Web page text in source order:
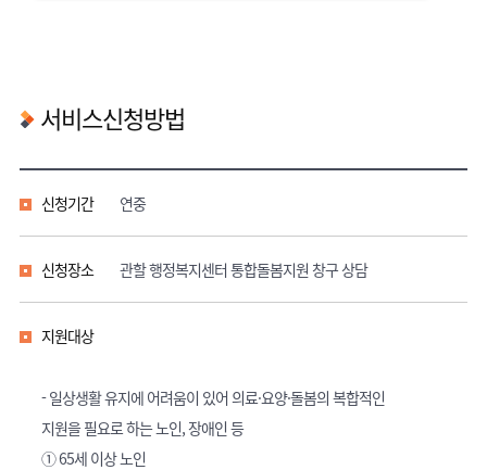
서비스신청방법
신청기간 연중
신청장소 관할 행정복지센터 통합돌봄지원 창구 상담
지원대상
- 일상생활 유지에 어려움이 있어 의료·요양·돌봄의 복합적인
지원을 필요로 하는 노인, 장애인 등
① 65세 이상 노인